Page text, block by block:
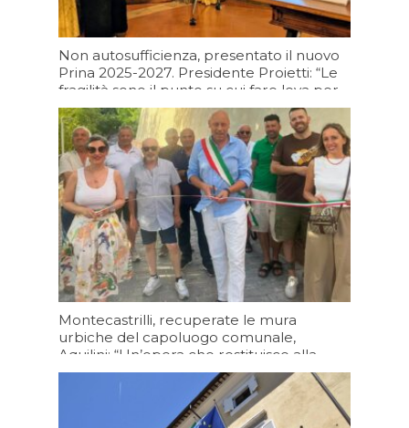
Non autosufficienza, presentato il nuovo
Prina 2025-2027. Presidente Proietti: “Le
fragilità sono il punto su cui fare leva per
portare più in alto l’Umbria”
Oggi 07:08
Montecastrilli, recuperate le mura
urbiche del capoluogo comunale,
Aquilini: “Un’opera che restituisce alla
cittadinanza un luogo che racconta la
storia della nostra comunità”